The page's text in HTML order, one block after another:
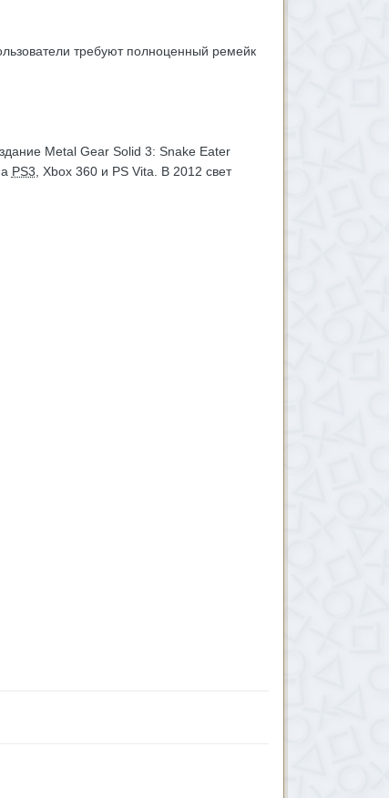
требуют полноценный ремейк
Metal Gear Solid 3: Snake Eater
PS3, Xbox 360 и PS Vita. В 2012 свет